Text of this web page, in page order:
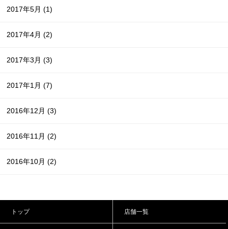
2017年5月(1)
2017年4月(2)
2017年3月(3)
2017年1月(7)
2016年12月(3)
2016年11月(2)
2016年10月(2)
トップ 店舗一覧